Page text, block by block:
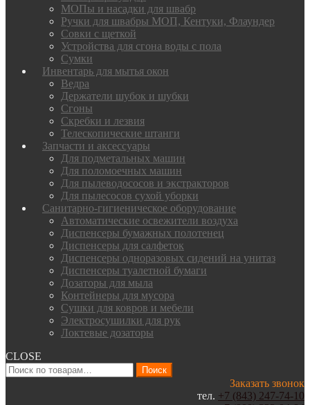
МОПы и насадки для швабр
Ручки для швабры МОП, Кентуки, Флаундер
Совки с щеткой
Устройства для сгона воды с пола
Сумки
Инвентарь для мытья окон
Ведра
Держатели шубок и шубки
Сгоны
Скребки и лезвия
Телескопические штанги
Запчасти и аксессуары
Для подметальных машин
Для поломоечных машин
Для пылеводососов и экстракторов
Для пылесосов сухой уборки
Санитарно-гигиеническое оборудование
Автоматические освежители воздуха
Диспенсеры бумажных полотенец
Диспенсеры для салфеток
Диспенсеры одноразовых сидений на унитаз
Диспенсеры туалетной бумаги
Дозаторы для мыла
Контейнеры для мусора
Сушки для ковров и мебели
Электросушилки для рук
Локтевые дозаторы
CLOSE
Искать:
Поиск
Заказать звонок
тел. +7 (843) 247-74-10